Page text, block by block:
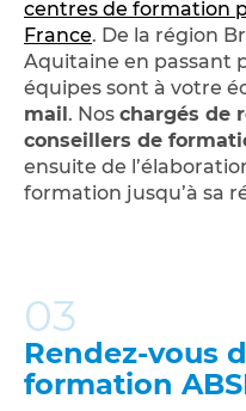
centres de formation
France. De la région
Aquitaine en passant
équipes sont à votre
mail . Nos chargés de
conseillers de
ensuite de
formation jusqu’à sa
03
Rendez-vous
formation